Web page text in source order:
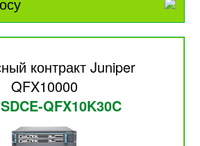
контракт Juniper
QFX10000
QFX10K30C